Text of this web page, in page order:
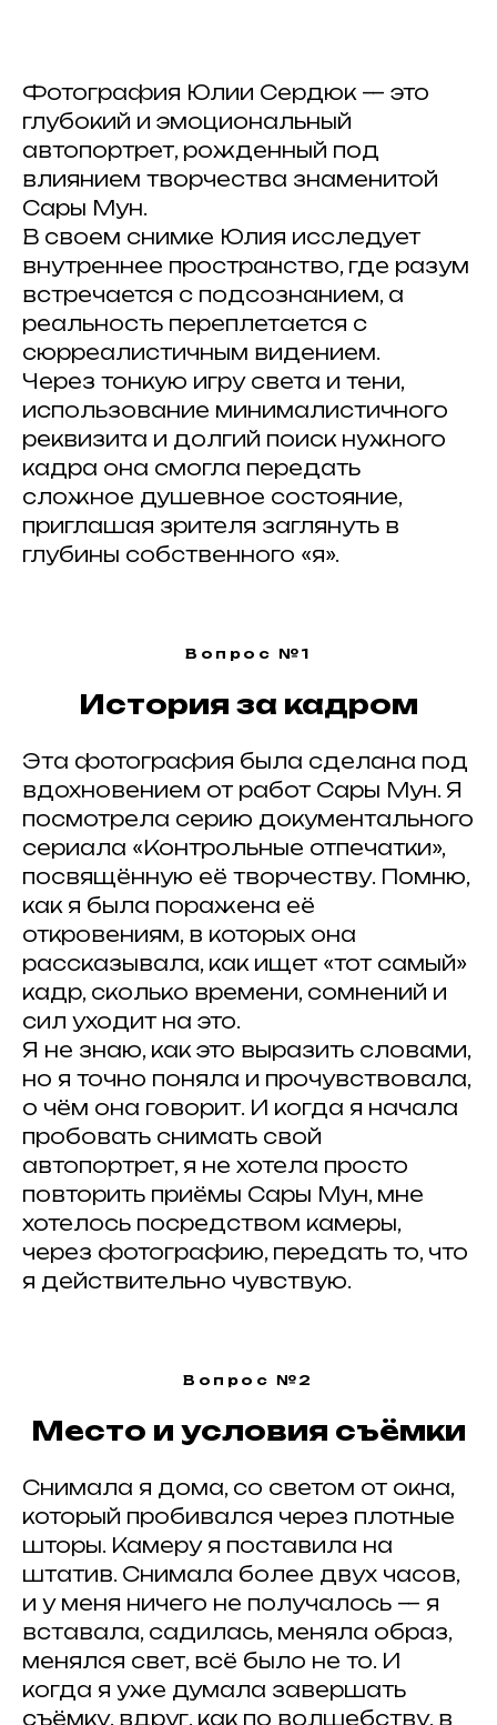
Фотография Юлии Сердюк — это
глубокий и эмоциональный
автопортрет, рожденный под
влиянием творчества знаменитой
Сары Мун.
В своем снимке Юлия исследует
внутреннее пространство, где разум
встречается с подсознанием, а
реальность переплетается с
сюрреалистичным видением.
Через тонкую игру света и тени,
использование минималистичного
реквизита и долгий поиск нужного
кадра она смогла передать
сложное душевное состояние,
приглашая зрителя заглянуть в
глубины собственного «я».
Вопрос №1
История за кадром
Эта фотография была сделана под
вдохновением от работ Сары Мун. Я
посмотрела серию документального
сериала «Контрольные отпечатки»,
посвящённую её творчеству. Помню,
как я была поражена её
откровениям, в которых она
рассказывала, как ищет «тот самый»
кадр, сколько времени, сомнений и
сил уходит на это.
Я не знаю, как это выразить словами,
но я точно поняла и прочувствовала,
о чём она говорит. И когда я начала
пробовать снимать свой
автопортрет, я не хотела просто
повторить приёмы Сары Мун, мне
хотелось посредством камеры,
через фотографию, передать то, что
я действительно чувствую.
Вопрос №2
Место и условия съёмки
Снимала я дома, со светом от окна,
который пробивался через плотные
шторы. Камеру я поставила на
штатив. Снимала более двух часов,
и у меня ничего не получалось — я
вставала, садилась, меняла образ,
менялся свет, всё было не то. И
когда я уже думала завершать
съёмку, вдруг, как по волшебству, в